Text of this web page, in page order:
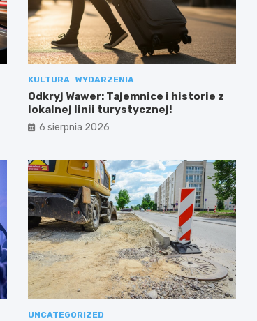
KULTURA WYDARZENIA
Odkryj Wawer: Tajemnice i historie z
lokalnej linii turystycznej!
6 sierpnia 2026
UNCATEGORIZED